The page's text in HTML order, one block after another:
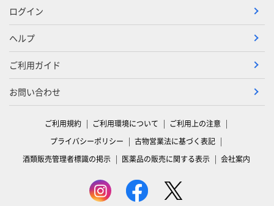
ログイン
ヘルプ
ご利用ガイド
お問い合わせ
ご利用規約 ご利用環境について
ご利用上の注意
プライバシーポリシー
古物営業法に基づく表記
酒類販売管理者標識の掲示
医薬品の販売に関する表示 会社案内